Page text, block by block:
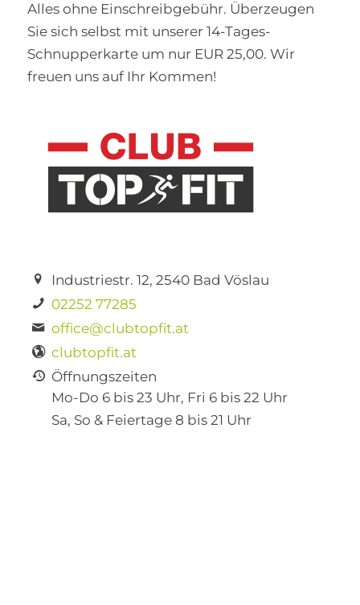
Alles ohne Einschreibgebühr. Überzeugen
Sie sich selbst mit unserer 14-Tages-
Schnupperkarte um nur EUR 25,00. Wir
freuen uns auf Ihr Kommen!
Industriestr. 12, 2540 Bad Vöslau
02252 77285
office@clubtopfit.at
clubtopfit.at
Öffnungszeiten
Mo-Do 6 bis 23 Uhr, Fri 6 bis 22 Uhr
Sa, So & Feiertage 8 bis 21 Uhr